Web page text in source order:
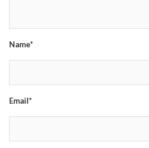
Name*
Email*